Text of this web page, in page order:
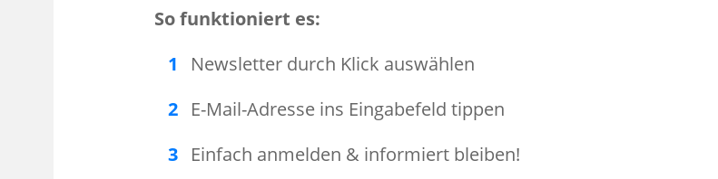
So funktioniert es:
Newsletter durch Klick auswählen
E-Mail-Adresse ins Eingabefeld tippen
Einfach anmelden & informiert bleiben!